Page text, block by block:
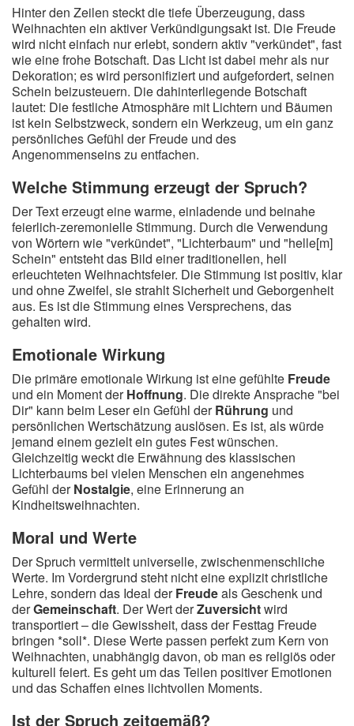
Hinter den Zeilen steckt die tiefe Überzeugung, dass
Weihnachten ein aktiver Verkündigungsakt ist. Die Freude
wird nicht einfach nur erlebt, sondern aktiv "verkündet", fast
wie eine frohe Botschaft. Das Licht ist dabei mehr als nur
Dekoration; es wird personifiziert und aufgefordert, seinen
Schein beizusteuern. Die dahinterliegende Botschaft
lautet: Die festliche Atmosphäre mit Lichtern und Bäumen
ist kein Selbstzweck, sondern ein Werkzeug, um ein ganz
persönliches Gefühl der Freude und des
Angenommenseins zu entfachen.
Welche Stimmung erzeugt der Spruch?
Der Text erzeugt eine warme, einladende und beinahe
feierlich-zeremonielle Stimmung. Durch die Verwendung
von Wörtern wie "verkündet", "Lichterbaum" und "helle[m]
Schein" entsteht das Bild einer traditionellen, hell
erleuchteten Weihnachtsfeier. Die Stimmung ist positiv, klar
und ohne Zweifel, sie strahlt Sicherheit und Geborgenheit
aus. Es ist die Stimmung eines Versprechens, das
gehalten wird.
Emotionale Wirkung
Die primäre emotionale Wirkung ist eine gefühlte Freude
und ein Moment derHoffnung. Die direkte Ansprache "bei
Dir" kann beim Leser ein Gefühl derRührung und
persönlichen Wertschätzung auslösen. Es ist, als würde
jemand einem gezielt ein gutes Fest wünschen.
Gleichzeitig weckt die Erwähnung des klassischen
Lichterbaums bei vielen Menschen ein angenehmes
Gefühl derNostalgie, eine Erinnerung an
Kindheitsweihnachten.
Moral und Werte
Der Spruch vermittelt universelle, zwischenmenschliche
Werte. Im Vordergrund steht nicht eine explizit christliche
Lehre, sondern das Ideal derFreudeals Geschenk und
derGemeinschaft. Der Wert derZuversichtwird
transportiert – die Gewissheit, dass der Festtag Freude
bringen *soll*. Diese Werte passen perfekt zum Kern von
Weihnachten, unabhängig davon, ob man es religiös oder
kulturell feiert. Es geht um das Teilen positiver Emotionen
und das Schaffen eines lichtvollen Moments.
Ist der Spruch zeitgemäß?